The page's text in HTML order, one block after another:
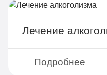
Групповая
Поддержка
Лечение
Подробнее